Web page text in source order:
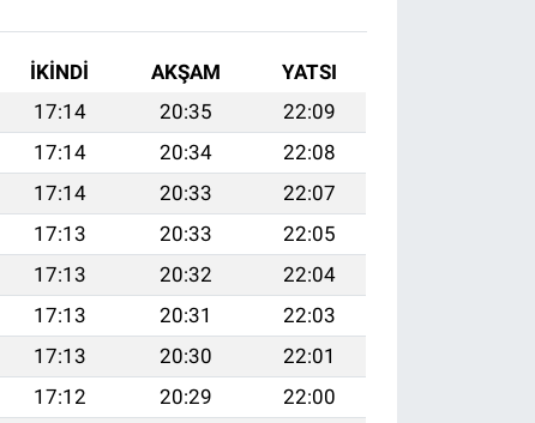
İKINDI AKŞAM
YATSI
17:14 20:35
22:09
17:14 20:34
22:08
17:14 20:33
22:07
17:13 20:33
22:05
17:13 20:32
22:04
17:13 20:31
22:03
17:13 20:30
22:01
17:12 20:29
22:00